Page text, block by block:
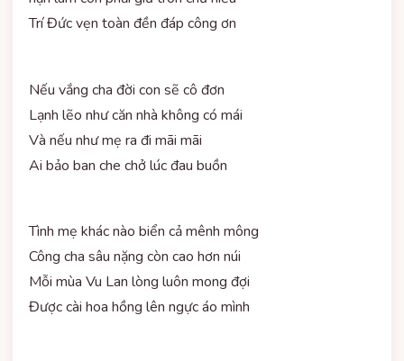
Trí Đức vẹn toàn đền đáp công ơn
Nếu vắng cha đời con sẽ cô đơn
Lạnh lẽo như căn nhà không có mái
Và nếu như mẹ ra đi mãi mãi
Ai bảo ban che chở lúc đau buồn
Tình mẹ khác nào biển cả mênh mông
Công cha sâu nặng còn cao hơn núi
Mỗi mùa Vu Lan lòng luôn mong đợi
Được cài hoa hồng lên ngực áo mình